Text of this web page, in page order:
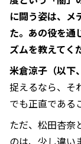
に闘う姿は、メ
た。あの役を通
ズムを教えてく
米倉涼子（以下
捉えるなら、そ
でも正直である
ただ、松田杏奈
のは、少し違い